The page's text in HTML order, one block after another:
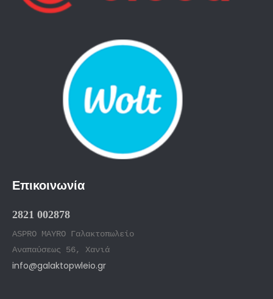
Επικοινωνία
2821 002878
ASPRO MAYRO Γαλακτοπωλείο
Αναπαύσεως 56, Χανιά
info@galaktopwleio.gr